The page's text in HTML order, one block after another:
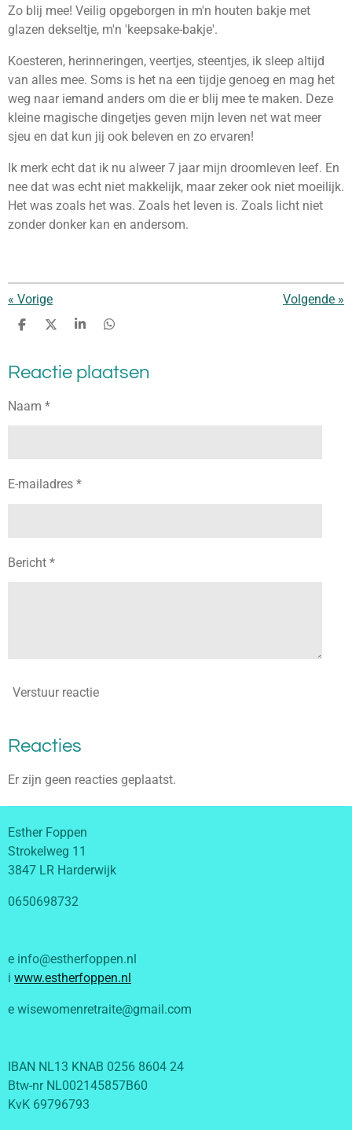
Zo blij mee! Veilig opgeborgen in m'n houten bakje met
glazen dekseltje, m'n 'keepsake-bakje'.
Koesteren, herinneringen, veertjes, steentjes, ik sleep altijd
van alles mee. Soms is het na een tijdje genoeg en mag het
weg naar iemand anders om die er blij mee te maken. Deze
kleine magische dingetjes geven mijn leven net wat meer
sjeu en dat kun jij ook beleven en zo ervaren!
Ik merk echt dat ik nu alweer 7 jaar mijn droomleven leef. En
nee dat was echt niet makkelijk, maar zeker ook niet moeilijk.
Het was zoals het was. Zoals het leven is. Zoals licht niet
zonder donker kan en andersom.
« Vorige Volgende »
D
e
n
D
l
S
r
e
D
e
n
Reactie plaatsen
Naam *
E-mailadres *
Bericht *
Verstuur reactie
Reacties
Er zijn geen reacties geplaatst.
Esther Foppen
Strokelweg 11
3847 LR Harderwijk
0650698732
e info@estherfoppen.nl
i www.estherfoppen.nl
e wisewomenretraite@gmail.com
IBAN NL13 KNAB 0256 8604 24
Btw-nr NL002145857B60
KvK 69796793